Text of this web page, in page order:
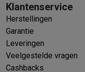
Klantenservice
Herstellingen
Garantie
Leveringen
Veelgestelde vragen
Cashbacks